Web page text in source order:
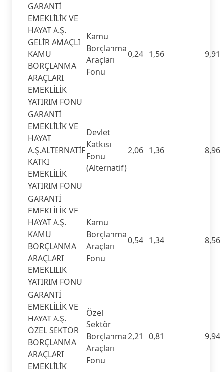
GARANTİ
EMEKLİLİK VE
HAYAT A.Ş.
GELİR AMAÇLI
KAMU
BORÇLANMA
ARAÇLARI
EMEKLİLİK
YATIRIM FONU
Kamu
Borçlanma
Araçları
Fonu
0,24 1,56 9,91
GARANTİ
EMEKLİLİK VE
HAYAT
A.Ş.ALTERNATİF
KATKI
EMEKLİLİK
YATIRIM FONU
Devlet
Katkısı
Fonu
(Alternatif)
2,06 1,36 8,96
GARANTİ
EMEKLİLİK VE
HAYAT A.Ş.
KAMU
BORÇLANMA
ARAÇLARI
EMEKLİLİK
YATIRIM FONU
Kamu
Borçlanma
Araçları
Fonu
0,54 1,34 8,56
GARANTİ
EMEKLİLİK VE
HAYAT A.Ş.
ÖZEL SEKTÖR
BORÇLANMA
ARAÇLARI
EMEKLİLİK
Özel
Sektör
Borçlanma
Araçları
Fonu
2,21 0,81 9,94